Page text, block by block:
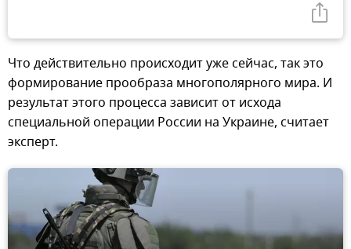
Что действительно происходит уже сейчас, так это
формирование прообраза многополярного мира. И
результат этого процесса зависит от исхода
специальной операции России на Украине, считает
эксперт.